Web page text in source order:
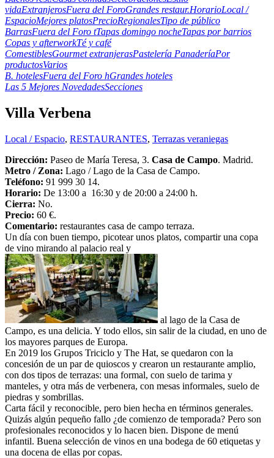
vidaExtranjerosFuera del ForoGrandes restaur.HorarioLocal /
EspacioMejores platosPrecioRegionalesTipo de público
BarrasFuera del Foro tTapas domingo nocheTapas por barrios
Copas y afterworkTé y café
ComestiblesGourmet extranjerasPastelería PanaderíaPor
productosVarios
B. hotelesFuera del Foro hGrandes hoteles
Las 5 Mejores NovedadesSecciones
Villa Verbena
Local / Espacio, RESTAURANTES, Terrazas veraniegas
Dirección: Paseo de María Teresa, 3. Casa de Campo. Madrid.
Metro / Zona: Lago / Lago de la Casa de Campo.
Teléfono: 91 999 30 14.
Horario: De 13:00 a 16:30 y de 20:00 a 24:00 h.
Cierra: No.
Precio: 60 €.
Comentario: restaurantes casa de campo terraza.
Un día con buen tiempo, picotear unos platos, compartir una copa
de vino mirando al palacio real y
al lago de la Casa de
Campo, es una delicia. Y todo ellos, sin salir de la ciudad, en uno de
los mayores parques de Europa.
En 2019 los Grupos Triciclo y The Hat, se quedaron con la
concesión de un par de quioscos y crearon un restaurante amplio,
con dos tipos de terrazas: una formal, con suelo de tarima y
manteles, y otra más de verbenera, con mesas informales, suelo de
piedras y sombrillas.
Carta fácil y reconocible, pero bien hecha en términos generales.
Quizás algún pequeño fallo ¿de comienzo de temporada? Pero son
profesionales reconocidos y lo hacen bien. Dispone de menú
infantil. Buena selección de vinos en una bodega de 60 etiquetas y
una docena de ellas por copas.